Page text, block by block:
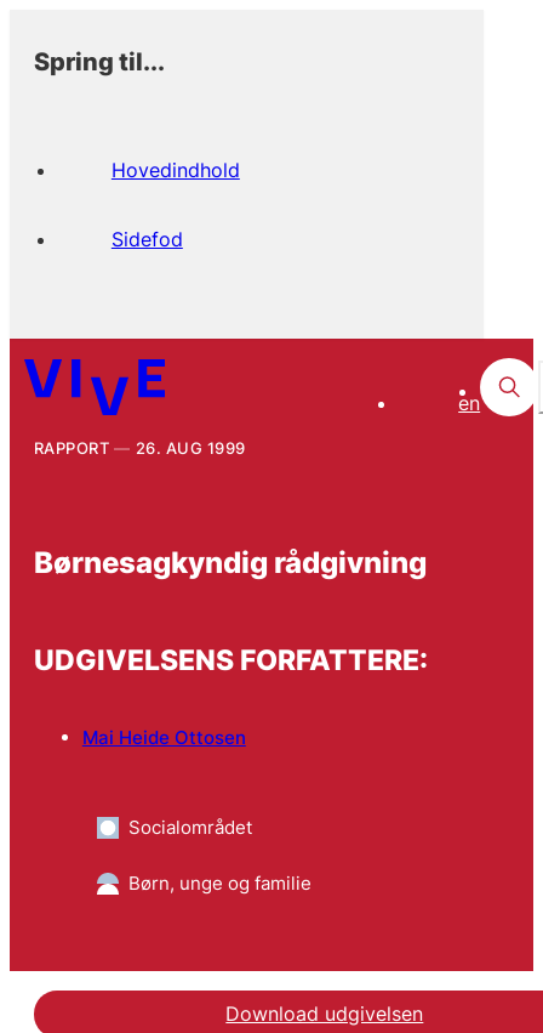
Spring til...
Hovedindhold
Sidefod
en
RAPPORT 26. AUG 1999
Børnesagkyndig rådgivning
UDGIVELSENS FORFATTERE:
Mai Heide Ottosen
Socialområdet
Børn, unge og familie
Download udgivelsen